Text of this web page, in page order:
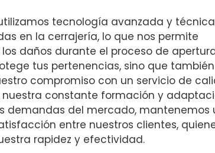
tecnología avanzada y
en la cerrajería, lo que nos permite
daños durante el proceso de
tus pertenencias, sino que también
compromiso con un servicio de
nuestra constante formación y
demandas del mercado, mantenemos
entre nuestros clientes,
rapidez y efectividad.